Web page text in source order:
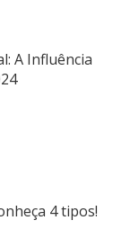
A Influência
4 tipos!